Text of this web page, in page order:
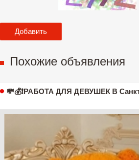
Похожие объявления
💸💰❗РАБОТА ДЛЯ ДЕВУШЕК В Санкт-